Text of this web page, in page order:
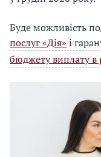
Буде можливість
послуг «Дія» і
бюджету виплату в